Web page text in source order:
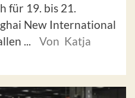
für 19. bis 21.
New International
...
Von Katja